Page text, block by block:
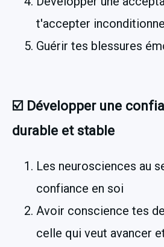
t'accepter
Guérir tes blessures
☑️ Développer une
durable et stable
Les neurosciences au
confiance en soi
Avoir conscience tes
celle qui veut avancer